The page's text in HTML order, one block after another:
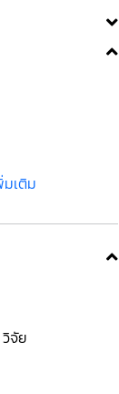
เติม
จัย